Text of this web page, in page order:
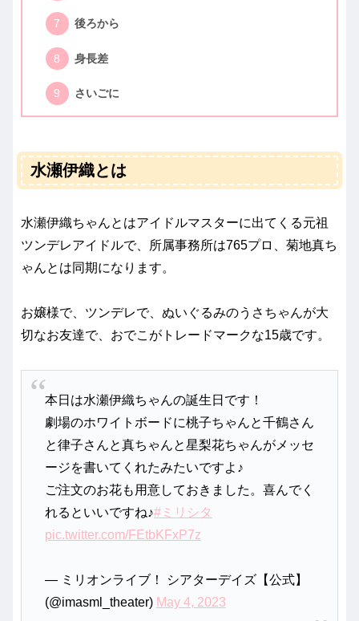
後ろから
身長差
さいごに
水瀬伊織とは
水瀬伊織ちゃんとはアイドルマスターに出てくる元祖
ツンデレアイドルで、所属事務所は765プロ、菊地真ち
ゃんとは同期になります。
お嬢様で、ツンデレで、ぬいぐるみのうさちゃんが大
切なお友達で、おでこがトレードマークな15歳です。
本日は水瀬伊織ちゃんの誕生日です！
劇場のホワイトボードに桃子ちゃんと千鶴さん
と律子さんと真ちゃんと星梨花ちゃんがメッセ
ージを書いてくれたみたいですよ♪
ご注文のお花も用意しておきました。喜んでく
れるといいですね♪#ミリシタ
pic.twitter.com/FEtbKFxP7z
— ミリオンライブ！ シアターデイズ【公式】
(@imasml_theater) May 4, 2023